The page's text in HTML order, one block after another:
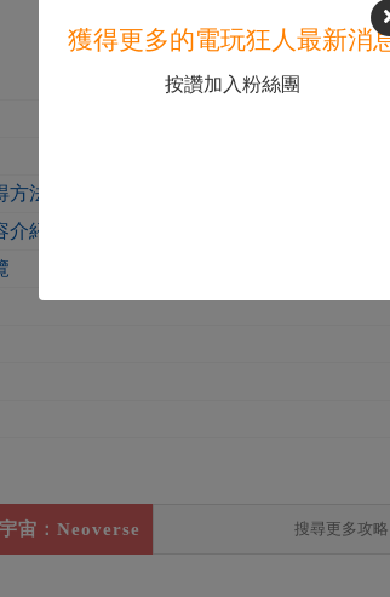
法分享
紹
宙：Neoverse
獲得更多的電玩狂人最新消
按讚加入粉絲團